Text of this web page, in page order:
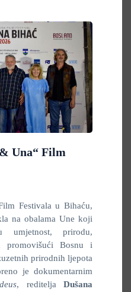
Una“ Film
Festivala u Bihaću,
na obalama Une koji
umjetnost, prirodu,
promovišući Bosnu i
prirodnih ljepota
je dokumentarnim
, rediteljaDušana